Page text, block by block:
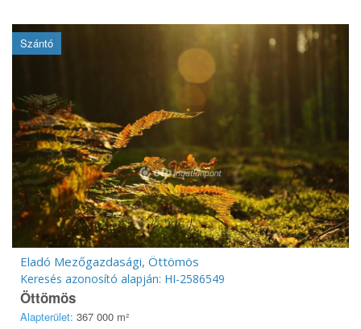
Szántó
Eladó Mezőgazdasági, Öttömös
Keresés azonosító alapján: HI-2586549
Öttömös
Alapterület: 367 000 m²